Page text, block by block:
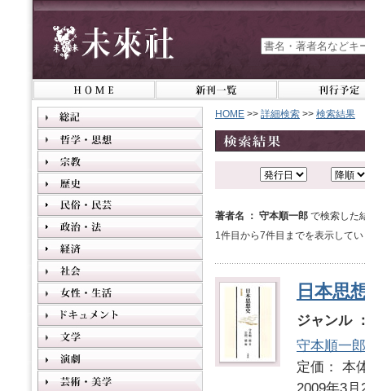
HOME >> 詳細検索 >> 検索結果
著者名 ： 守本順一郎 で検索した
1件目から7件目までを表示して
日本思
ジャンル
守本順一郎
定価：
2009年3月